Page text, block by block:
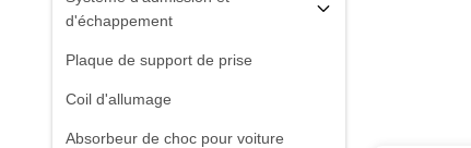
d'échappement
Plaque de support de prise
Coil d'allumage
Absorbeur de choc pour voiture